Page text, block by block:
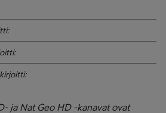
ja Nat Geo HD -kanavat ovat